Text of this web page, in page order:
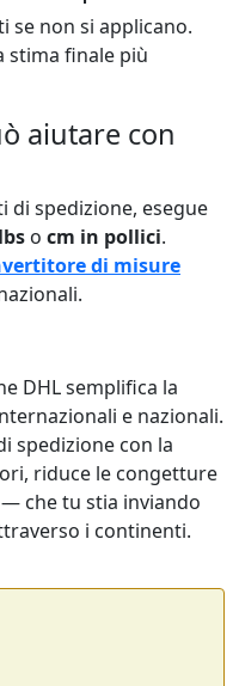
se non si applicano.
stima finale più
aiutare con
di spedizione, esegue
o cm in pollici.
di misure
DHL semplifica la
e nazionali.
spedizione con la
riduce le congetture
che tu stia inviando
i continenti.